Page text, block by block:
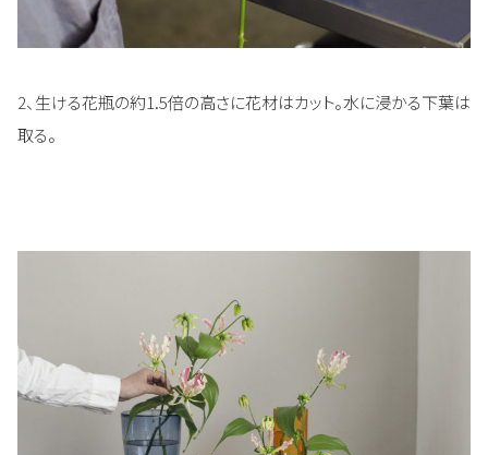
2、生ける花瓶の約1.5倍の高さに花材はカット。水に浸かる下葉は
取る。